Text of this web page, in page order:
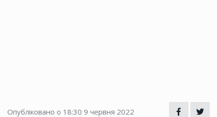
Опубліковано о 18:30 9 червня 2022